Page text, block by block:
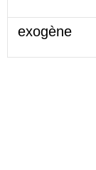
exogène